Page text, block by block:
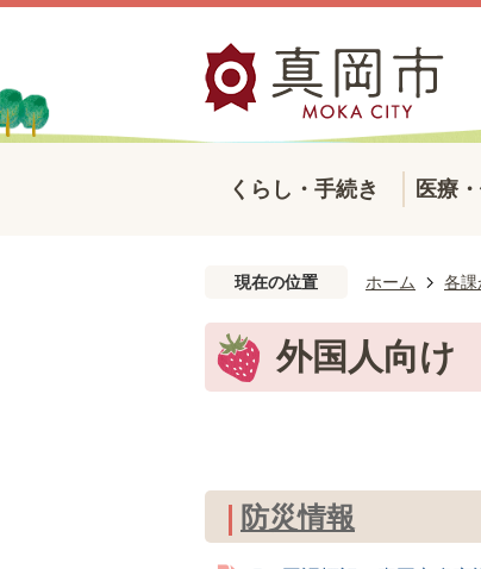
くらし・手続き 医療
現在の位置 ホーム 各課
外国人向け
防災情報